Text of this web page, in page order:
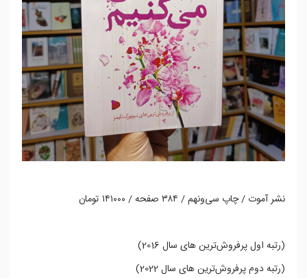
نشر آموت / چاپ سی‌ونهم / ۳۸۴ صفحه / ۱۴۱۰۰۰ تومان
(رتبه اول پرفروش‌ترین های سال 2016)
(رتبه دوم پرفروش‌ترین های سال 2022)